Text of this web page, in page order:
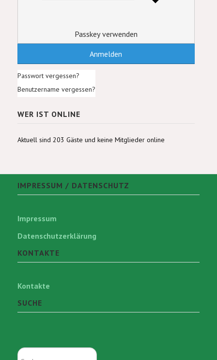
Passkey verwenden
Anmelden
Passwort vergessen?
Benutzername vergessen?
WER IST ONLINE
Aktuell sind 203 Gäste und keine Mitglieder online
IMPRESSUM / DATENSCHUTZ
Impressum
Datenschutzerklärung
KONTAKTE
Kontakte
SUCHE
Suchen